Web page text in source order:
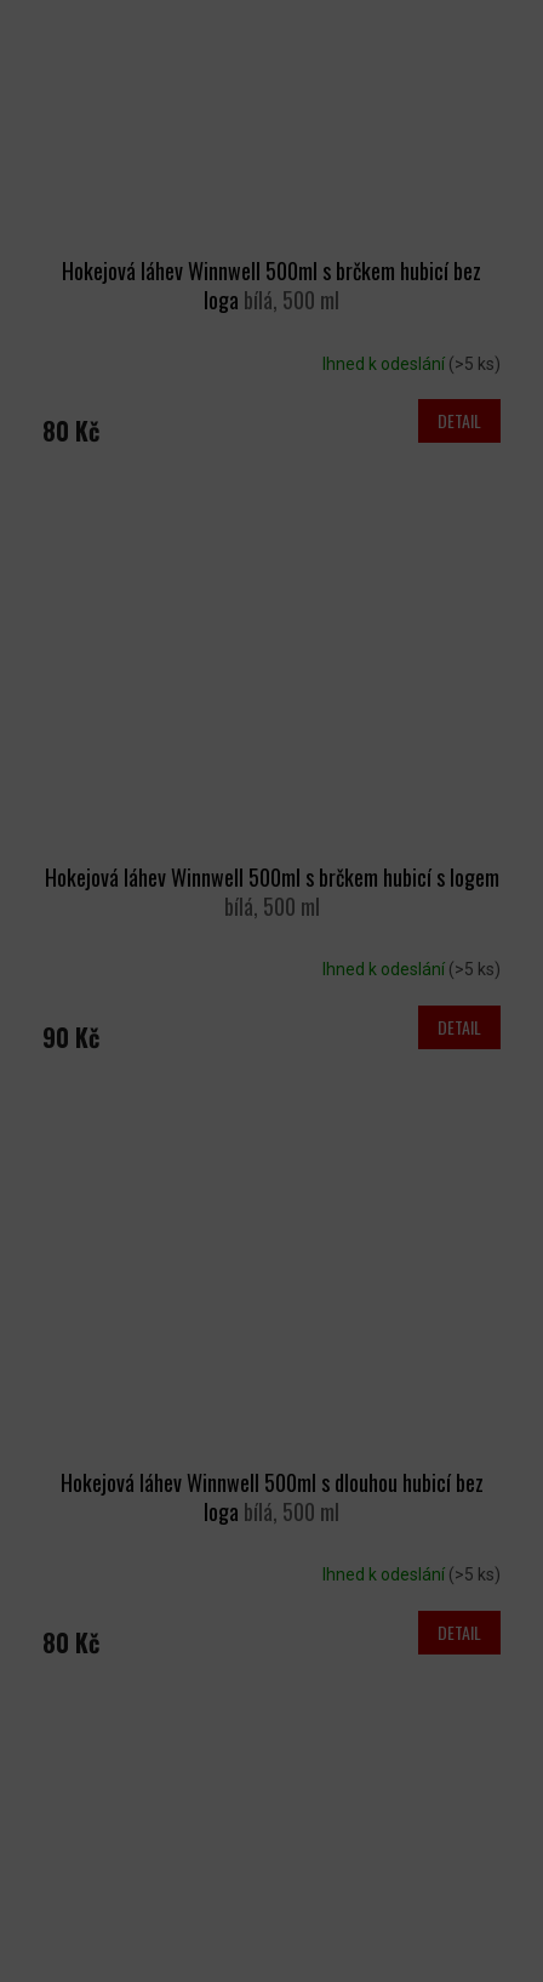
Hokejová láhev Winnwell 500ml s brčkem hubicí bez
loga bílá, 500 ml
Ihned k odeslání (>5 ks)
80 Kč DETAIL
Hokejová láhev Winnwell 500ml s brčkem hubicí s logem
bílá, 500 ml
Ihned k odeslání (>5 ks)
90 Kč DETAIL
Hokejová láhev Winnwell 500ml s dlouhou hubicí bez
loga bílá, 500 ml
Ihned k odeslání (>5 ks)
80 Kč DETAIL